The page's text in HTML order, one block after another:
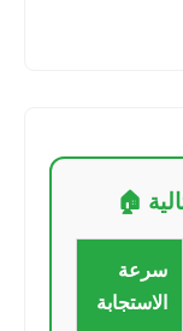
🏠
سرعة
الاستجابة